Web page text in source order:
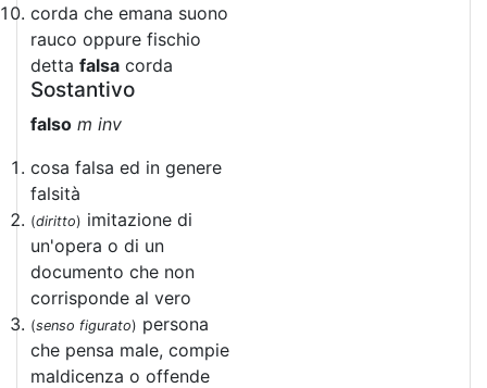
corda che emana suono
rauco oppure fischio
detta falsa corda
Sostantivo
falso m inv
cosa falsa ed in genere
falsità
(diritto) imitazione di
un'opera o di un
documento che non
corrisponde al vero
(senso figurato) persona
che pensa male, compie
maldicenza o offende